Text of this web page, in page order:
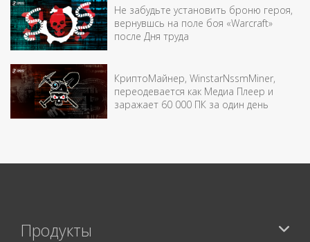
Не забудьте установить броню героя,
вернувшсь на поле боя «Warcraft»
после Дня труда
КриптоМайнер, WinstarNssmMiner,
переодевается как Медиа Плеер и
заражает 60 000 ПК за один день
Продукты